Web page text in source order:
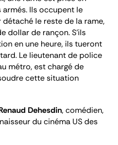
Ils occupent le
détaché le reste de la rame,
dollar de rançon. S’ils
en une heure, ils tueront
Le lieutenant de police
métro, est chargé de
cette situation
Dehesdin, comédien,
du cinéma US des